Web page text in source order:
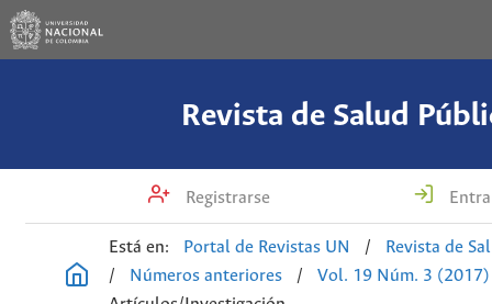
Revista de Salud
Registrarse
Está en: Portal de Revistas UN /
Revista de
/
Números anteriores /
Vol. 19 Núm. 3 (2017)